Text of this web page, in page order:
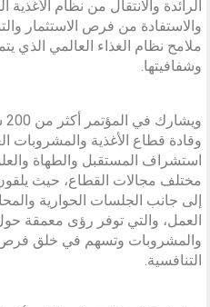
الرائدة والانتقال من نظام
والاستفادة من فرص الاستثمار
ملامح نظام الغذاء العالمي الذي
وشفافيتها.
وقادة قطاع الأغذية والمشروبات
استشراف المستقبل والطهاة
مختلف مجالات القطاع، حيث
إلى جانب الجلسات الحوارية
العمل، والتي توفر رؤى معمقة
والمشروبات وتسهم في خلق فرص
التنافسية.